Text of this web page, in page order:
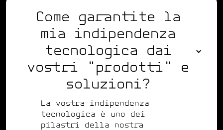
Come garantite la
mia indipendenza
tecnologica dai
vostri "prodotti" e
soluzioni?
La vostra indipendenza
tecnologica è uno dei
pilastri della nostra